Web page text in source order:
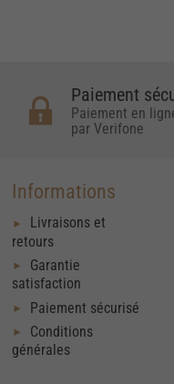
Paiement
Paiement en
par Verifone
Informations
Livraisons et
retours
Garantie
satisfaction
Paiement sécurisé
Conditions
générales